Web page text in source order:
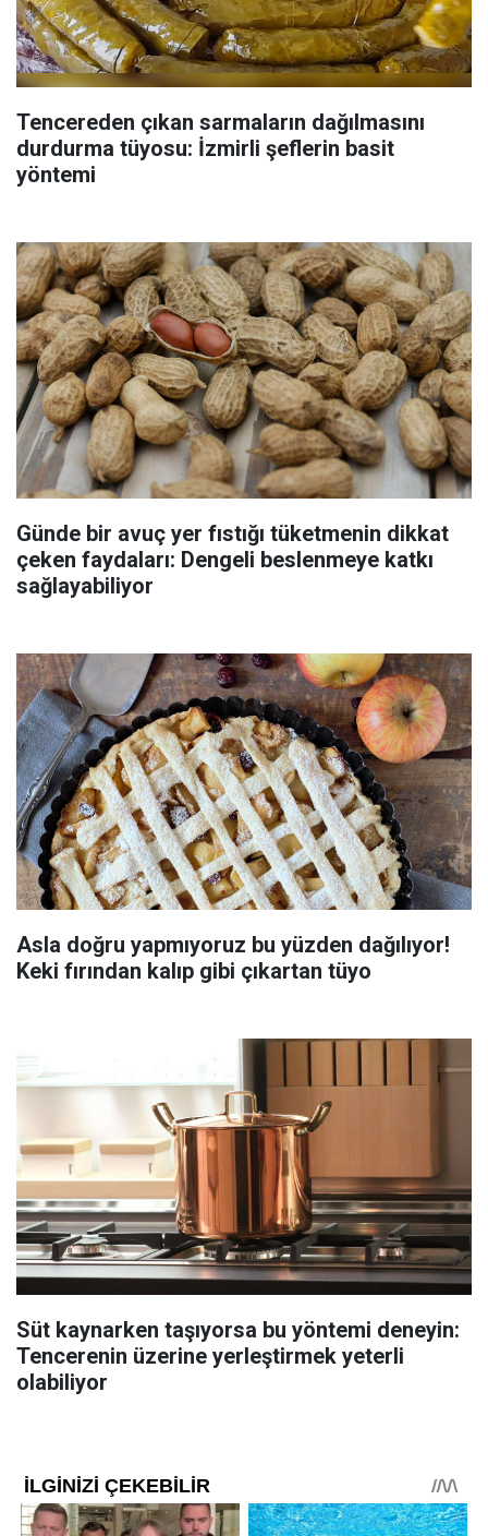
Tencereden çıkan sarmaların dağılmasını
durdurma tüyosu: İzmirli şeflerin basit
yöntemi
Günde bir avuç yer fıstığı tüketmenin dikkat
çeken faydaları: Dengeli beslenmeye katkı
sağlayabiliyor
Asla doğru yapmıyoruz bu yüzden dağılıyor!
Keki fırından kalıp gibi çıkartan tüyo
Süt kaynarken taşıyorsa bu yöntemi deneyin:
Tencerenin üzerine yerleştirmek yeterli
olabiliyor